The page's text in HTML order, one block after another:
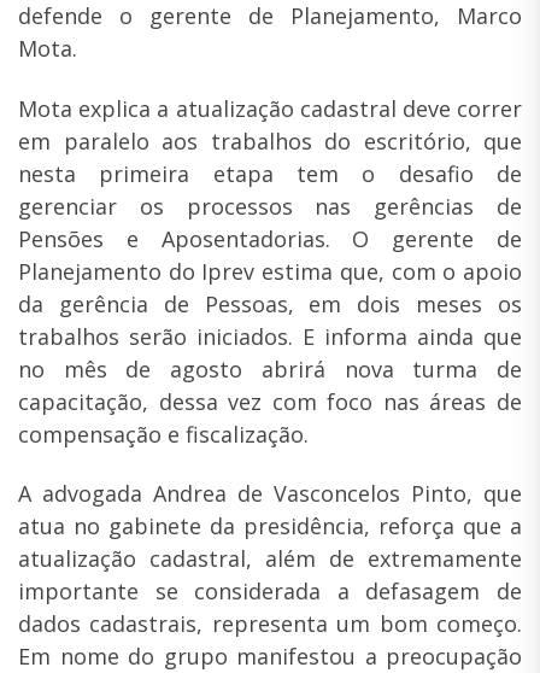
defende o gerente de Planejamento, Marco
Mota.
Mota explica a atualização cadastral deve correr
em paralelo aos trabalhos do escritório, que
nesta primeira etapa tem o desafio de
gerenciar os processos nas gerências de
Pensões e Aposentadorias. O gerente de
Planejamento do Iprev estima que, com o apoio
da gerência de Pessoas, em dois meses os
trabalhos serão iniciados. E informa ainda que
no mês de agosto abrirá nova turma de
capacitação, dessa vez com foco nas áreas de
compensação e fiscalização.
A advogada Andrea de Vasconcelos Pinto, que
atua no gabinete da presidência, reforça que a
atualização cadastral, além de extremamente
importante se considerada a defasagem de
dados cadastrais, representa um bom começo.
Em nome do grupo manifestou a preocupação